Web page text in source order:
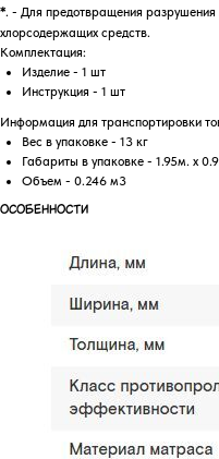
*. - Для предотвращения
хлорсодержащих средств.
Комплектация:
Изделие - 1 шт
Инструкция - 1 шт
Информация для транспортировки
Вес в упаковке - 13 кг
Габариты в упаковке - 1.95м. x
Объем - 0.246 м3
ОСОБЕННОСТИ